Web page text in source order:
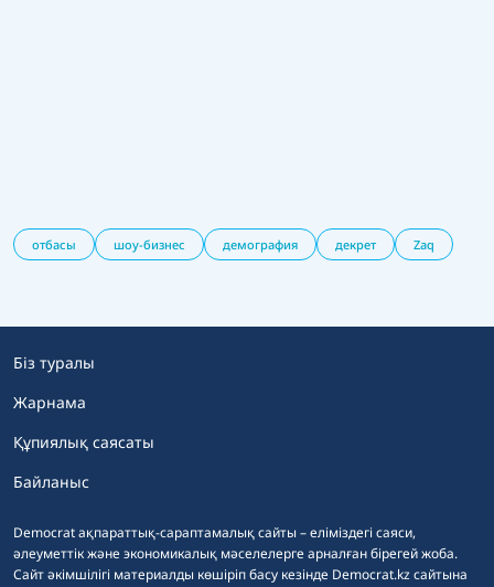
отбасы шоу-бизнес демография декрет Zaq
Democrat ақпараттық-сараптамалық сайты – еліміздегі саяси,
әлеуметтік және экономикалық мәселелерге арналған бірегей жоба.
Сайт әкімшілігі материалды көшіріп басу кезінде Democrat.kz сайтына
Біз туралы
Жарнама
Құпиялық саясаты
Байланыс